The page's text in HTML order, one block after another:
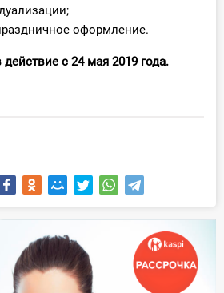
оформление.
действие с 24 мая 2019 года.